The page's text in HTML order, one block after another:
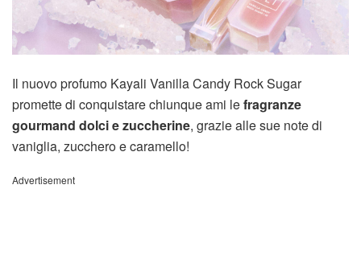
Il nuovo profumo Kayali Vanilla Candy Rock Sugar
promette di conquistare chiunque ami lefragranze
gourmand dolci e zuccherine, grazie alle sue note di
vaniglia, zucchero e caramello!
Advertisement